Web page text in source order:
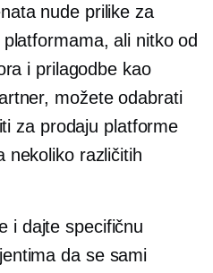
nude prilike za
ali nitko od
i prilagodbe kao
možete odabrati
za prodaju platforme
nekoliko različitih
i dajte specifičnu
da se sami